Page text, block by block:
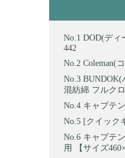
DOD(ディ
442
Coleman(
BUNDOK(
混紡綿 フルク
キャプテ
[クイック
キャプテ
用 【サイズ